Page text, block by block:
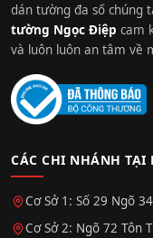
dán tường đa số chúng
tường Ngọc Điệp cam
và luôn luôn an tâm về
CÁC CHI NHÁNH TẠI
Cơ Sở 1: Số 29 Ngõ
Cơ Sở 2: Ngõ 72 Tôn